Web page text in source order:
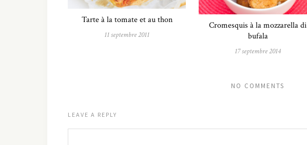
Tarte à la tomate et au thon
11 septembre 2011
Cromesquis à la mozzarella di
bufala
17 septembre 2014
NO COMMENTS
LEAVE A REPLY